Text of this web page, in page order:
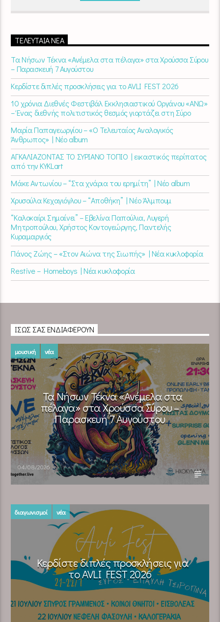
ΤΕΛΕΥΤΑΊΑ ΝΈΑ
Τα Νήσων Τέκνα «Ανέμελα στα πέλαγα» στα Χρούσσα Σύρου
– Παρασκευή 7 Αυγούστου
Κερδίστε διπλές προσκλήσεις για το AVLI FEST 2026
10 χρόνια Διεθνές Φεστιβάλ Εκκλησιαστικού Οργάνου «ΑΝΩ»
– Ένας διεθνής πολιτιστικός θεσμός γιορτάζει στη Σύρο​
Μαρία Παπαγεωργίου – «Ο Τελευταίος Αναλογικός
Άνθρωπος» | Νέο album
ΑΓΚΑΛΙΑΖΟΝΤΑΣ ΤΟ ΣΥΡΙΑΝΟ ΤΟΠΙΟ | εικαστικός περίπατος
από την KYKLart
Μάκε Αντωνίου – “Στα χνάρια του ερημίτη” | Νέο album
Χρυσούλα Κεχαγιόγλου – “Αποθήκη” | Νέο Άλμπουμ
“Καλοκαίρι Σημαίνει” – Εβελίνα Παπούλια, Λυγερή
Μητροπούλου, Χρήστος Κοντογεώργης, Παντελής
Κυραμαργιός
Πάνος Ζώης – «Στον Αιώνα της Σιωπής» | Νέα κυκλοφορία
Restive – Homeboys | Νέα κυκλοφορία
ΊΣΩΣ ΣΑΣ ΕΝΔΙΑΦΈΡΟΥΝ
μουσική νέα
Τα Νήσων Τέκνα «Ανέμελα στα
πέλαγα» στα Χρούσσα Σύρου –
Παρασκευή 7 Αυγούστου
04/08/2026
διαγωνισμοί νέα
Κερδίστε διπλές προσκλήσεις για
το AVLI FEST 2026